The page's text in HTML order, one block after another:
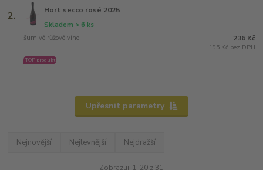
2. Hort secco rosé 2025
šumivé růžové víno
Skladem > 6 ks
TOP produkt
236 Kč
195 Kč bez DPH
Upřesnit parametry
Nejnovější Nejlevnější Nejdražší
Zobrazuji 1-20 z 31